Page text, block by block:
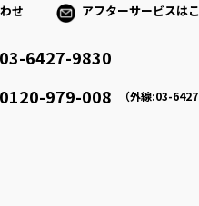
せ アフターサービスは
6427-9830
979-008 （外線:03-